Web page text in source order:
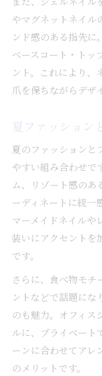
やマグネットネイル
ンド感のある指先に
ベースコート・トッ
ント。これにより、
爪を保ちながらデザ
夏ファッション
夏のファッションと
やすい組み合わせで
ム、リゾート感のあ
ーディネートに統一
マーメイドネイルや
装いにアクセントを
です。
さらに、食べ物モチ
ントなどで話題にな
のも魅力。オフィス
ルに、プライベート
ーンに合わせてアレ
のメリットです。